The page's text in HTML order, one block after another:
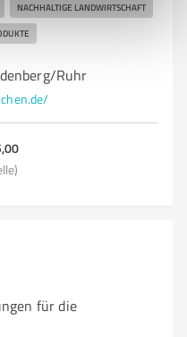
NACHHALTIGE LANDWIRTSCHAFT
Ruhr
für die